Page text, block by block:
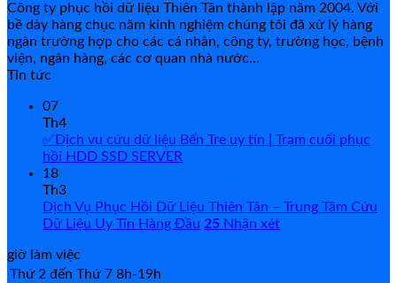
Công ty phục hồi dữ liệu Thiên Tân thành lập năm 2004. Với
bề dày hàng chục năm kinh nghiệm chúng tôi đã xử lý hàng
ngàn trường hợp cho các cá nhân, công ty, trường học, bệnh
viện, ngân hàng, các cơ quan nhà nước…
Tin tức
07
Th4
✅Dịch vụ cứu dữ liệu Bến Tre uy tín | Trạm cuối phục
hồi HDD SSD SERVER
18
Th3
Dịch Vụ Phục Hồi Dữ Liệu Thiên Tân – Trung Tâm Cứu
Dữ Liệu Uy Tín Hàng Đầu 25 Nhận xét
giờ làm việc
Thứ 2 đến Thứ 7 8h-19h